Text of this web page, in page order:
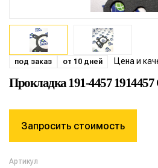
под заказ от 10 дней Цена и
Прокладка 191-4457 1914457
Артикул
Запросить стоимость